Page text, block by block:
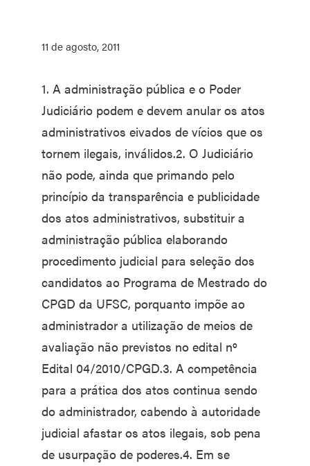
11 de agosto, 2011
1. A administração pública e o Poder
Judiciário podem e devem anular os atos
administrativos eivados de vícios que os
tornem ilegais, inválidos.2. O Judiciário
não pode, ainda que primando pelo
princípio da transparência e publicidade
dos atos administrativos, substituir a
administração pública elaborando
procedimento judicial para seleção dos
candidatos ao Programa de Mestrado do
CPGD da UFSC, porquanto impõe ao
administrador a utilização de meios de
avaliação não previstos no edital nº
Edital 04/2010/CPGD.3. A competência
para a prática dos atos continua sendo
do administrador, cabendo à autoridade
judicial afastar os atos ilegais, sob pena
de usurpação de poderes.4. Em se